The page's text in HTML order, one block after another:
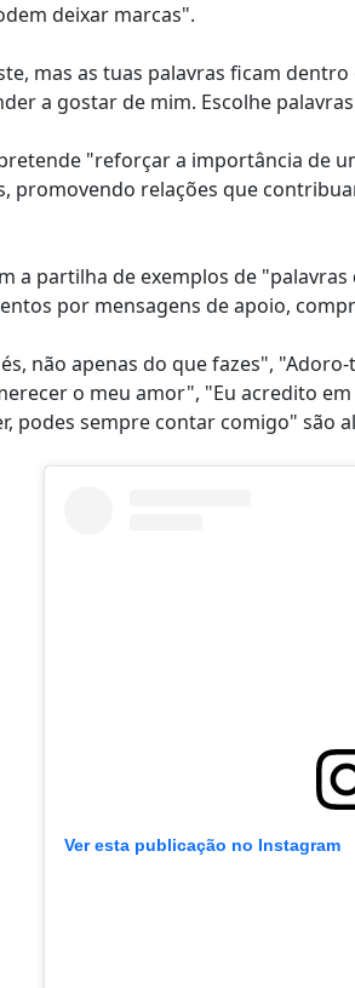
deixar marcas".
mas as tuas palavras ficam
a gostar de mim. Escolhe
"reforçar a importância de
promovendo relações que
a partilha de exemplos de
por mensagens de apoio,
não apenas do que fazes",
o meu amor", "Eu acredito
podes sempre contar comigo" são
Ver esta publicação no Instagram